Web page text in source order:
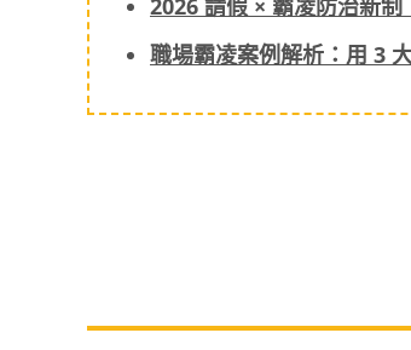
2026 請假 × 霸凌防治新
職場霸凌案例解析：用 3